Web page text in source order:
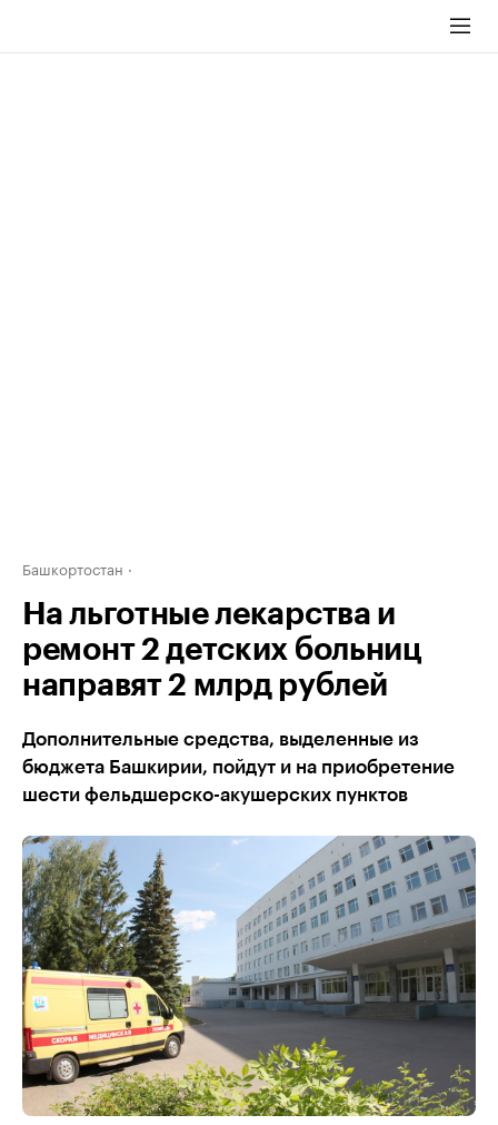
Башкортостан
На льготные лекарства и
ремонт 2 детских больниц
направят 2 млрд рублей
Дополнительные средства, выделенные из
бюджета Башкирии, пойдут и на приобретение
шести фельдшерско-акушерских пунктов